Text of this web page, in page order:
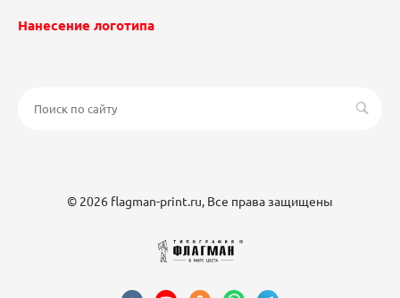
Нанесение логотипа
© 2026 flagman-print.ru, Все права защищены